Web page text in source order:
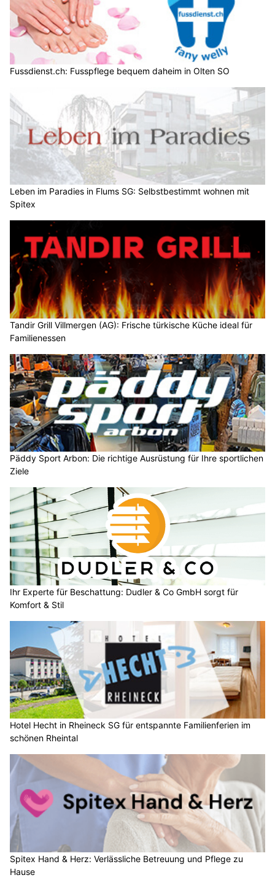
Fussdienst.ch: Fusspflege bequem daheim in Olten SO
Leben im Paradies in Flums SG: Selbstbestimmt wohnen mit
Spitex
Tandir Grill Villmergen (AG): Frische türkische Küche ideal für
Familienessen
Päddy Sport Arbon: Die richtige Ausrüstung für Ihre sportlichen
Ziele
Ihr Experte für Beschattung: Dudler & Co GmbH sorgt für
Komfort & Stil
Hotel Hecht in Rheineck SG für entspannte Familienferien im
schönen Rheintal
Spitex Hand & Herz: Verlässliche Betreuung und Pflege zu
Hause